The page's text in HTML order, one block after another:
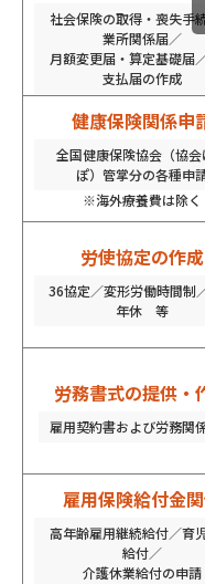
社会保険の取得・喪失手
業所関係届／
月額変更届・算定基礎届
支払届の作成
健康保険関係申
全国健康保険協会（協会
ぽ）管掌分の各種申
※海外療養費は除く
労使協定の作成
36協定／変形労働時間制
年休 等
労務書式の提供・
雇用契約書および労務関
雇用保険給付金
高年齢雇用継続給付／育
給付／
介護休業給付の申請